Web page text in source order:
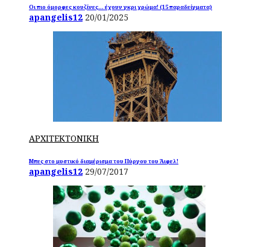
Οι πιο όμορφες κουζίνες… έχουν γκρι χρώμα! (15 παραδείγματα)
apangelis12 20/01/2025
ΑΡΧΙΤΕΚΤΟΝΙΚΗ
Μπες στο μυστικό διαμέρισμα του Πύργου του Άιφελ!
apangelis12 29/07/2017